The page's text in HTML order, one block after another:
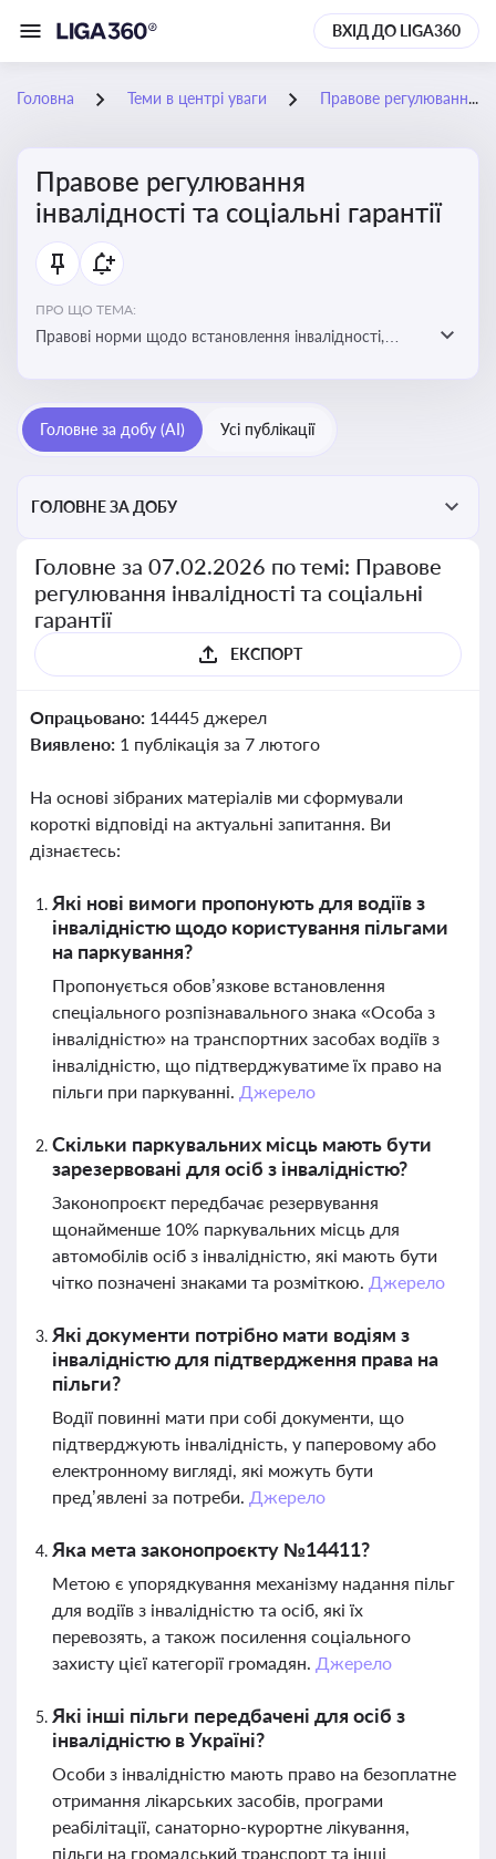
ВХІД ДО LIGA360
Головна Теми в центрі уваги Правове регулювання інвалідності та соціальні гарантії
Правове регулювання
інвалідності та соціальні гарантії
ПРО ЩО ТЕМА:
Правові норми щодо встановлення інвалідності,
Головне за добу (AI) Усі публікації
ГОЛОВНЕ ЗА ДОБУ
Головне за 07.02.2026 по темі: Правове
регулювання інвалідності та соціальні
гарантії
ЕКСПОРТ
Опрацьовано: 14445 джерел
Виявлено: 1 публікація за 7 лютого
На основі зібраних матеріалів ми сформували
короткі відповіді на актуальні запитання. Ви
дізнаєтесь:
Які нові вимоги пропонують для водіїв з
інвалідністю щодо користування пільгами
на паркування?
Пропонується обов’язкове встановлення
спеціального розпізнавального знака «Особа з
інвалідністю» на транспортних засобах водіїв з
інвалідністю, що підтверджуватиме їх право на
пільги при паркуванні. Джерело
Скільки паркувальних місць мають бути
зарезервовані для осіб з інвалідністю?
Законопроєкт передбачає резервування
щонайменше 10% паркувальних місць для
автомобілів осіб з інвалідністю, які мають бути
чітко позначені знаками та розміткою. Джерело
Які документи потрібно мати водіям з
інвалідністю для підтвердження права на
пільги?
Водії повинні мати при собі документи, що
підтверджують інвалідність, у паперовому або
електронному вигляді, які можуть бути
пред’явлені за потреби. Джерело
Яка мета законопроєкту №14411?
Метою є упорядкування механізму надання пільг
для водіїв з інвалідністю та осіб, які їх
перевозять, а також посилення соціального
захисту цієї категорії громадян. Джерело
Які інші пільги передбачені для осіб з
інвалідністю в Україні?
Особи з інвалідністю мають право на безоплатне
отримання лікарських засобів, програми
реабілітації, санаторно-курортне лікування,
пільги на громадський транспорт та інші